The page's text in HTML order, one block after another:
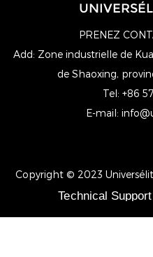
PRENEZ
Add: Zone industrielle de
de Shaoxing,
Tel: +86
E-mail:
Copyright © 2023